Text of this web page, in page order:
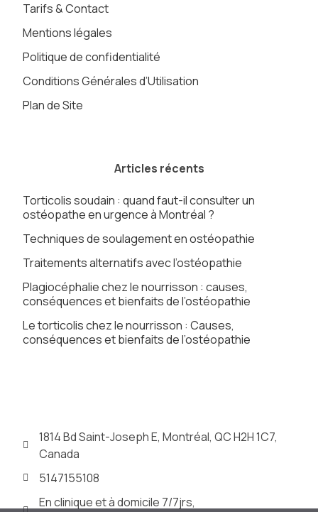
Tarifs & Contact
Mentions légales
Politique de confidentialité
Conditions Générales d’Utilisation
Plan de Site
Articles récents
Torticolis soudain : quand faut-il consulter un
ostéopathe en urgence à Montréal ?
Techniques de soulagement en ostéopathie
Traitements alternatifs avec l’ostéopathie
Plagiocéphalie chez le nourrisson : causes,
conséquences et bienfaits de l’ostéopathie
Le torticolis chez le nourrisson : Causes,
conséquences et bienfaits de l’ostéopathie
1814 Bd Saint-Joseph E, Montréal, QC H2H 1C7,
Canada
5147155108
En clinique et à domicile 7/7jrs,